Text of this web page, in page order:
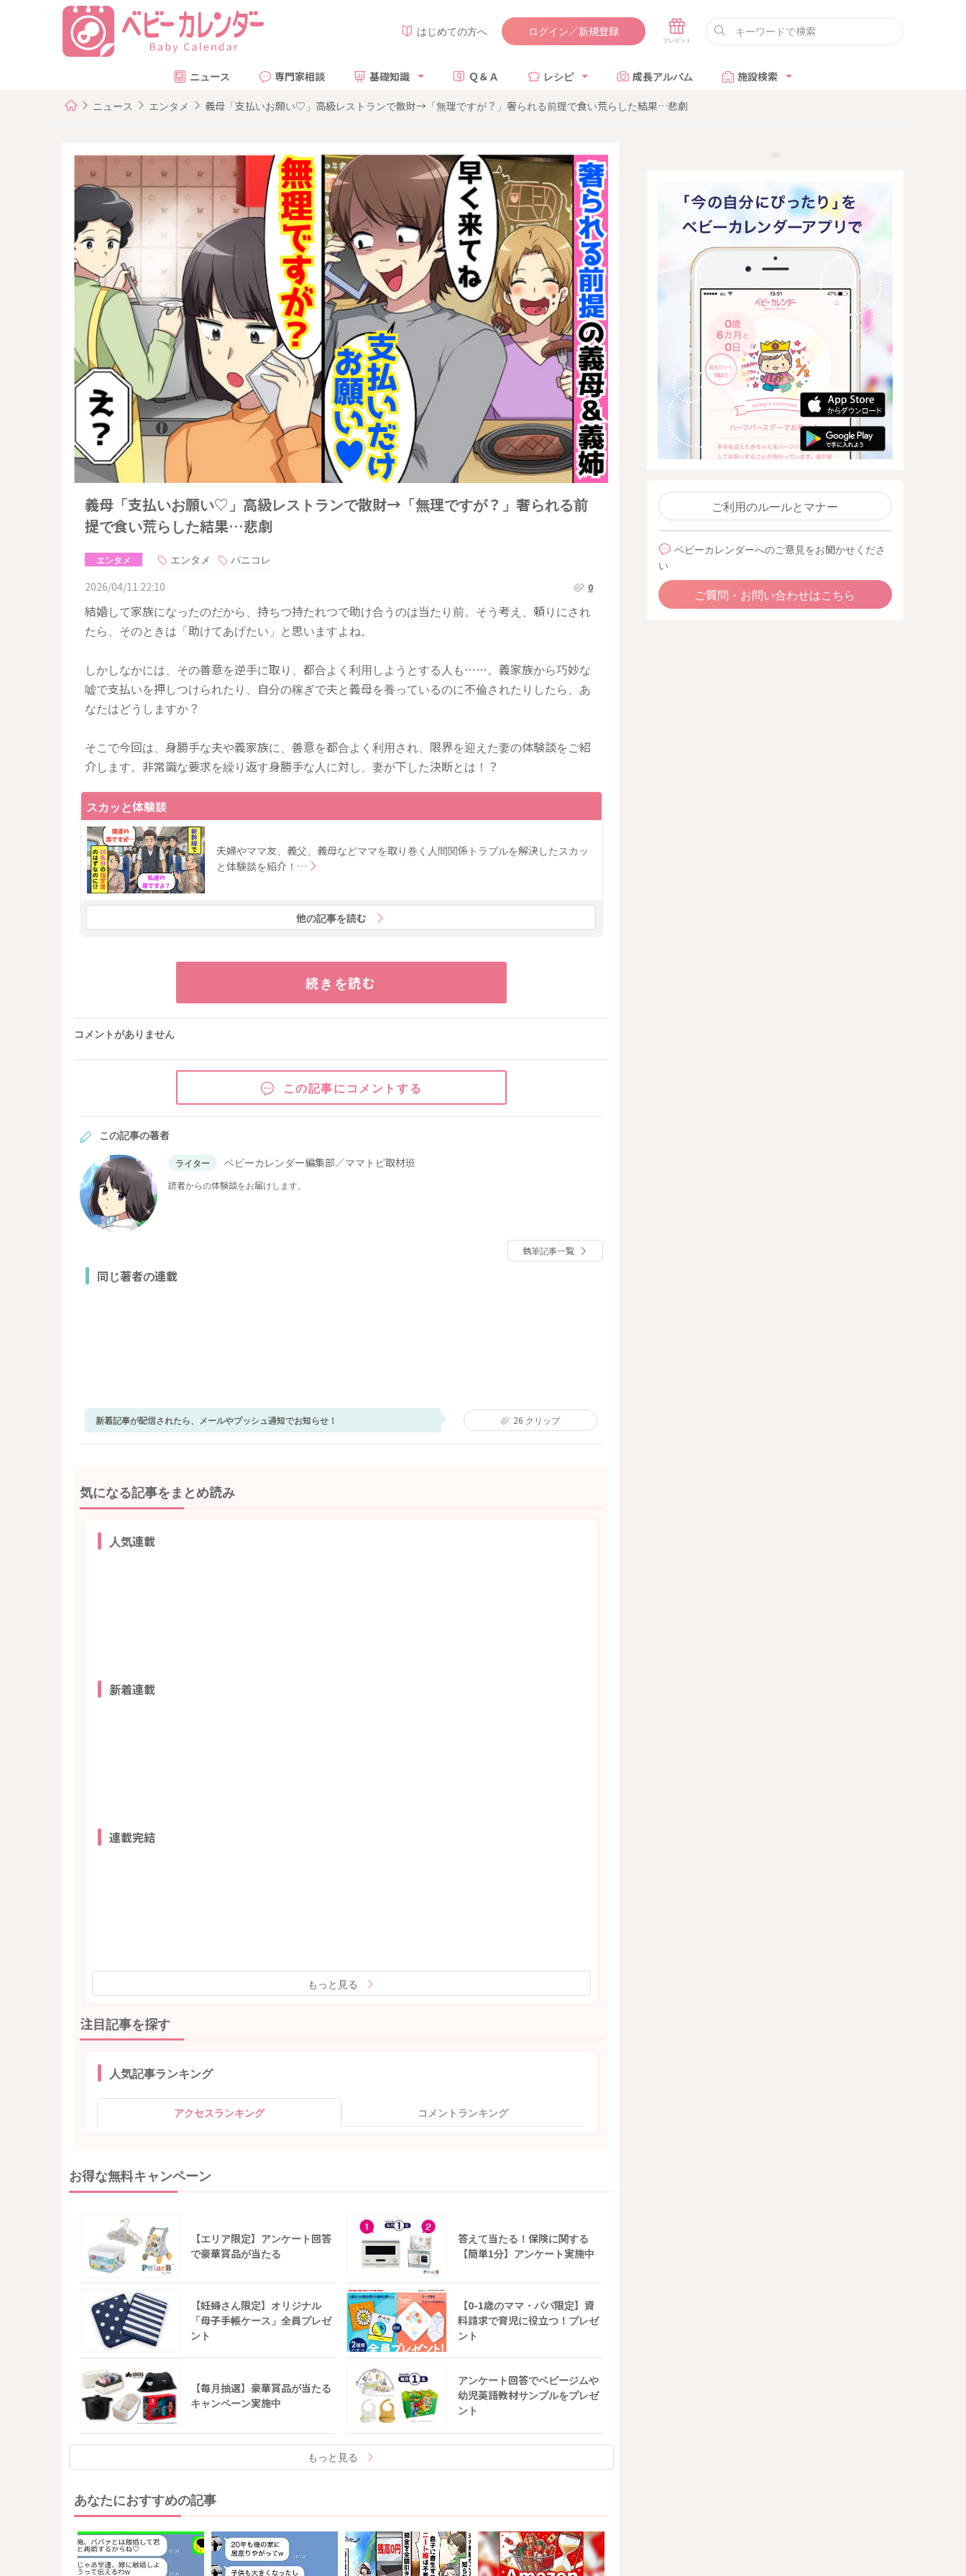
はじめての方へ ログイン／新規登録
ニュース 専門家相談 基礎知識 Ｑ＆Ａ レシピ 成長アルバム 施設検索
ニュース エンタメ 義母「支払いお願い♡」高級レストランで散財→「無理ですが？」奢られる前提で食い荒らした結果…悲劇
義母「支払いお願い♡」高級レストランで散財→「無理ですが？」奢られる前
提で食い荒らした結果…悲劇
エンタメ エンタメ
パニコレ
2026/04/11 22:10
0
結婚して家族になったのだから、持ちつ持たれつで助け合うのは当たり前。そう考え、頼りにされ
たら、そのときは「助けてあげたい」と思いますよね。
しかしなかには、その善意を逆手に取り、都合よく利用しようとする人も……。義家族から巧妙な
嘘で支払いを押しつけられたり、自分の稼ぎで夫と義母を養っているのに不倫されたりしたら、あ
なたはどうしますか？
そこで今回は、身勝手な夫や義家族に、善意を都合よく利用され、限界を迎えた妻の体験談をご紹
介します。非常識な要求を繰り返す身勝手な人に対し、妻が下した決断とは！？
スカッと体験談
夫婦やママ友、義父、義母などママを取り巻く人間関係トラブルを解決したスカッ
と体験談を紹介！…
他の記事を読む
続きを読む
コメントがありません
この記事にコメントする
この記事の著者
ライター ベビーカレンダー編集部／ママトピ取材班
読者からの体験談をお届けします。
執筆記事一覧
同じ著者の連載
新着記事が配信されたら、メールやプッシュ通知でお知らせ！ 26 クリップ
気になる記事をまとめ読み
人気連載
新着連載
連載完結
もっと見る
注目記事を探す
人気記事ランキング
アクセスランキング コメントランキング
お得な無料キャンペーン
【エリア限定】アンケート回答
で豪華賞品が当たる
答えて当たる！保険に関する
【簡単1分】アンケート実施中
【妊婦さん限定】オリジナル
「母子手帳ケース」全員プレゼ
ント
【0-1歳のママ・パパ限定】資
料請求で育児に役立つ！プレゼ
ント
【毎月抽選】豪華賞品が当たる
キャンペーン実施中
アンケート回答でベビージムや
幼児英語教材サンプルをプレゼ
ント
もっと見る
あなたにおすすめの記事
ご利用のルールとマナー
ベビーカレンダーへのご意見をお聞かせくださ
い
ご質問・お問い合わせはこちら